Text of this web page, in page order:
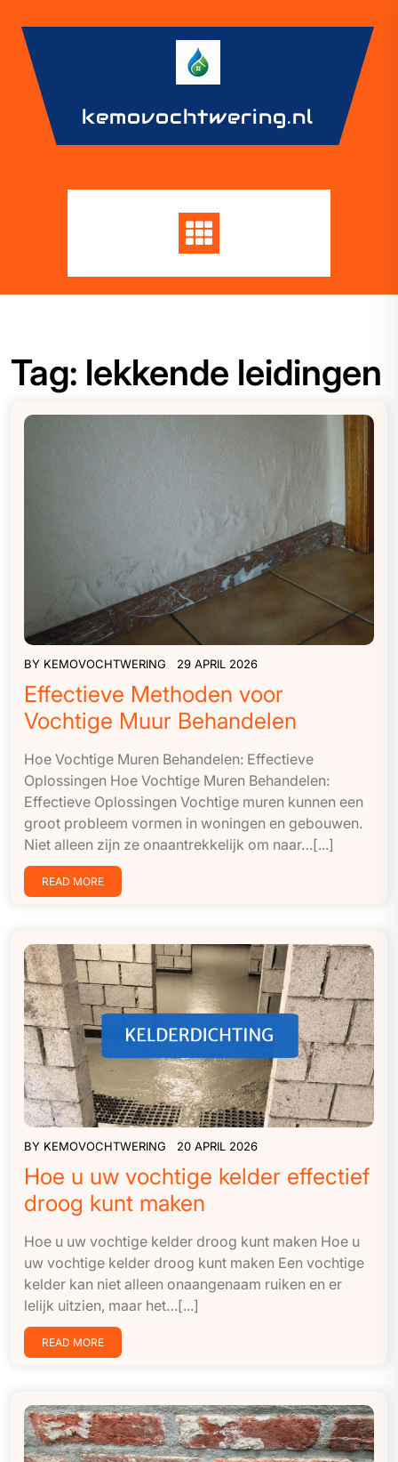
content
kemovochtwering.nl
Tag: lekkende leidingen
BY KEMOVOCHTWERING 29 APRIL 2026
Effectieve Methoden voor
Vochtige Muur Behandelen
Hoe Vochtige Muren Behandelen: Effectieve
Oplossingen Hoe Vochtige Muren Behandelen:
Effectieve Oplossingen Vochtige muren kunnen een
groot probleem vormen in woningen en gebouwen.
Niet alleen zijn ze onaantrekkelijk om naar…[...]
READ MORE
BY KEMOVOCHTWERING 20 APRIL 2026
Hoe u uw vochtige kelder effectief
droog kunt maken
Hoe u uw vochtige kelder droog kunt maken Hoe u
uw vochtige kelder droog kunt maken Een vochtige
kelder kan niet alleen onaangenaam ruiken en er
lelijk uitzien, maar het…[...]
READ MORE